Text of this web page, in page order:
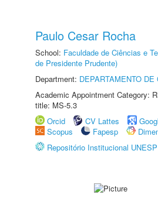
Paulo Cesar Rocha
School: Faculdade de Ciências e
de Presidente Prudente)
Department: DEPARTAMENTO
Academic Appointment Category:
title: MS-5.3
Orcid
CV Lattes
Scopus
Fapesp
Repositório Institucional UNESP